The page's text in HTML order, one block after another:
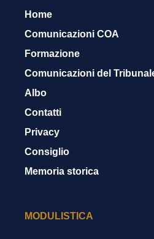
Home
Comunicazioni COA
Formazione
Comunicazioni del
Albo
Contatti
Privacy
Consiglio
Memoria storica
MODULISTICA